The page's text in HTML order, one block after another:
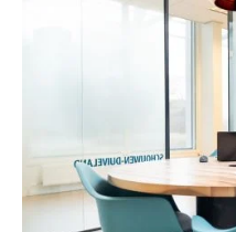
Persoonlijke
Je houdt je bezig met het
projecten binnen Evides
Drinkwater, met eigen
De projecten zijn gericht
geformuleerde
vakdisciplines.